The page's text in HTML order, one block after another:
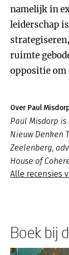
namelijk in
leiderschap
ruimte
oppositie om
Over Paul
Paul Misdorp is
Nieuw Denken
Zeelenberg,
House of
Alle recensies
Boek bij